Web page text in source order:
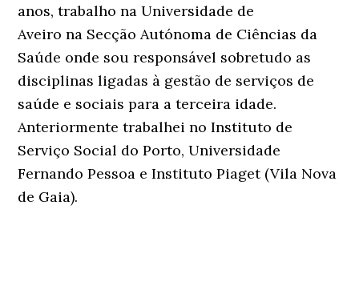
anos, trabalho na Universidade de
Aveiro na Secção Autónoma de Ciências da
Saúde onde sou responsável sobretudo as
disciplinas ligadas à gestão de serviços de
saúde e sociais para a terceira idade.
Anteriormente trabalhei no Instituto de
Serviço Social do Porto, Universidade
Fernando Pessoa e Instituto Piaget (Vila Nova
de Gaia).